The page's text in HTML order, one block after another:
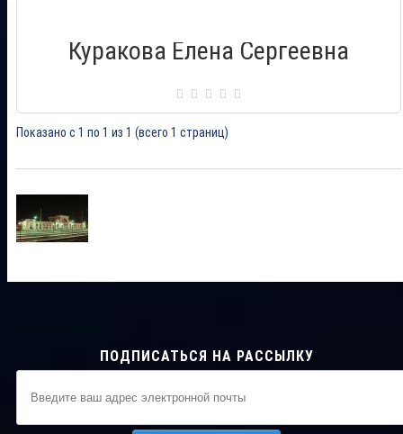
Куракова Елена Сергеевна
Сертификат: 000654
Город: Батайск
Дата выдачи: 22.03.2014
Показано с 1 по 1 из 1 (всего 1 страниц)
ПОДПИСАТЬСЯ НА РАССЫЛКУ